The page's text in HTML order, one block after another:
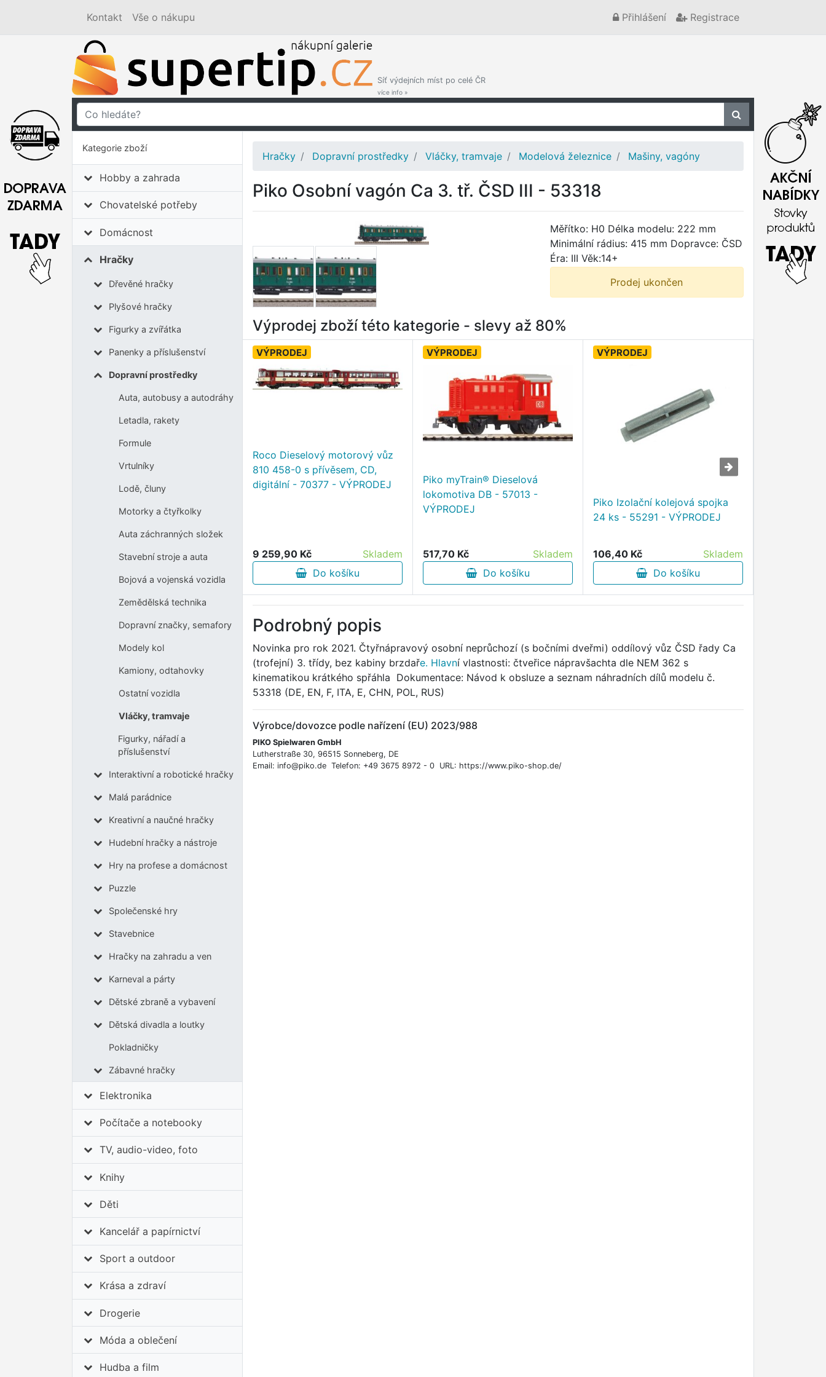
Kontakt Vše o nákupu Přihlášení Registrace
Síť výdejních míst po celé ČR
více info »
Kategorie zboží
Hobby a zahrada
Chovatelské potřeby
Domácnost
Hračky
Dřevěné hračky
Plyšové hračky
Figurky a zvířátka
Panenky a příslušenství
Dopravní prostředky
Auta, autobusy a autodráhy
Letadla, rakety
Formule
Vrtulníky
Lodě, čluny
Motorky a čtyřkolky
Auta záchranných složek
Stavební stroje a auta
Bojová a vojenská vozidla
Zemědělská technika
Dopravní značky, semafory
Modely kol
Kamiony, odtahovky
Ostatní vozidla
Vláčky, tramvaje
Figurky, nářadí a
příslušenství
Interaktivní a robotické hračky
Malá parádnice
Kreativní a naučné hračky
Hudební hračky a nástroje
Hry na profese a domácnost
Puzzle
Společenské hry
Stavebnice
Hračky na zahradu a ven
Karneval a párty
Dětské zbraně a vybavení
Dětská divadla a loutky
Pokladničky
Zábavné hračky
Elektronika
Počítače a notebooky
TV, audio-video, foto
Knihy
Děti
Kancelář a papírnictví
Sport a outdoor
Krása a zdraví
Drogerie
Móda a oblečení
Hudba a film
Hračky Dopravní prostředky Vláčky, tramvaje Modelová železnice Mašiny, vagóny
Piko Osobní vagón Ca 3. tř. ČSD III - 53318
Měřítko: H0 Délka modelu: 222 mm
Minimální rádius: 415 mm Dopravce: ČSD
Éra: III Věk:14+
Prodej ukončen
Výprodej zboží této kategorie - slevy až 80%
VÝPRODEJ
Roco Dieselový motorový vůz
810 458-0 s přívěsem, CD,
digitální - 70377 - VÝPRODEJ
9 259,90 Kč
Skladem
Do košíku
VÝPRODEJ
Piko myTrain® Dieselová
lokomotiva DB - 57013 -
VÝPRODEJ
517,70 Kč
Skladem
Do košíku
VÝPRODEJ
Piko Izolační kolejová spojka
24 ks - 55291 - VÝPRODEJ
106,40 Kč
Skladem
Do košíku
Podrobný popis
Novinka pro rok 2021. Čtyřnápravový osobní neprůchozí (s bočními dveřmi) oddílový vůz ČSD řady Ca
(trofejní) 3. třídy, bez kabiny brzdaře. Hlavní vlastnosti: čtveřice nápravšachta dle NEM 362 s
kinematikou krátkého spřáhla Dokumentace: Návod k obsluze a seznam náhradních dílů modelu č.
53318 (DE, EN, F, ITA, E, CHN, POL, RUS)
Výrobce/dovozce podle nařízení (EU) 2023/988
PIKO Spielwaren GmbH
Lutherstraße 30, 96515 Sonneberg, DE
Email: info@piko.de Telefon: +49 3675 8972 - 0 URL: https://www.piko-shop.de/